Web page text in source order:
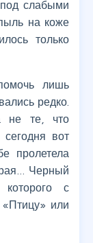
слабыми
на коже
только
лишь
редко.
не те, что
вот
пролетела
Черный
с
или